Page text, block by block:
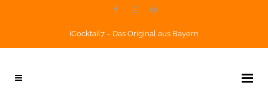
iCocktail7 – Das Original aus Bayern